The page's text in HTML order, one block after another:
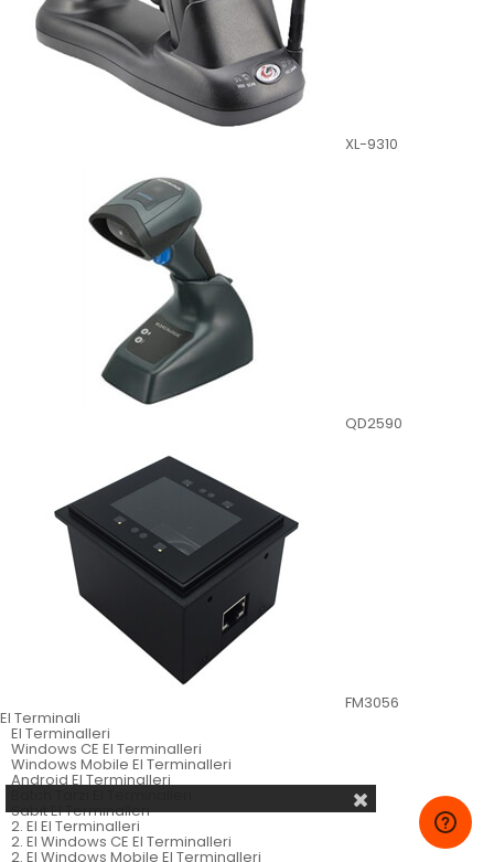
XL-9310
QD2590
FM3056
El Terminali
El Terminalleri
Windows CE El Terminalleri
Windows Mobile El Terminalleri
Android El Terminalleri
Sabit El Terminalleri
2. El El Terminalleri
2. El Windows CE El Terminalleri
2. El Windows Mobile El Terminalleri